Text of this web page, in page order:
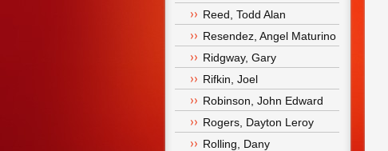
Reed, Todd Alan
Resendez, Angel Maturino
Ridgway, Gary
Rifkin, Joel
Robinson, John Edward
Rogers, Dayton Leroy
Rolling, Dany